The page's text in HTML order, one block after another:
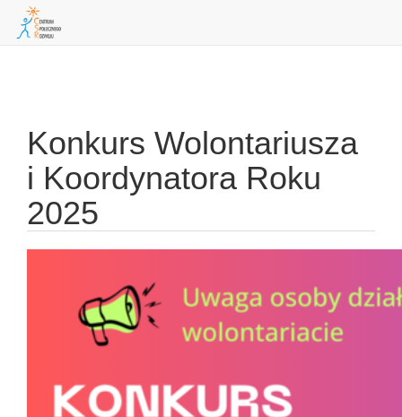
Konkurs Wolontariusza
i Koordynatora Roku
2025